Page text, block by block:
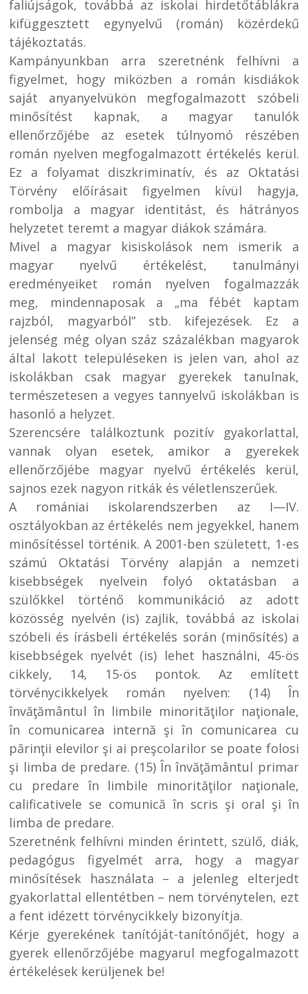
faliújságok, továbbá az iskolai hirdetőtáblákra
kifüggesztett egynyelvű (román) közérdekű
tájékoztatás.
Kampányunkban arra szeretnénk felhívni a
figyelmet, hogy miközben a román kisdiákok
saját anyanyelvükön megfogalmazott szóbeli
minősítést kapnak, a magyar tanulók
ellenőrzőjébe az esetek túlnyomó részében
román nyelven megfogalmazott értékelés kerül.
Ez a folyamat diszkriminatív, és az Oktatási
Törvény előírásait figyelmen kívül hagyja,
rombolja a magyar identitást, és hátrányos
helyzetet teremt a magyar diákok számára.
Mivel a magyar kisiskolások nem ismerik a
magyar nyelvű értékelést, tanulmányi
eredményeiket román nyelven fogalmazzák
meg, mindennaposak a „ma fébét kaptam
rajzból, magyarból” stb. kifejezések. Ez a
jelenség még olyan száz százalékban magyarok
által lakott településeken is jelen van, ahol az
iskolákban csak magyar gyerekek tanulnak,
természetesen a vegyes tannyelvű iskolákban is
hasonló a helyzet.
Szerencsére találkoztunk pozitív gyakorlattal,
vannak olyan esetek, amikor a gyerekek
ellenőrzőjébe magyar nyelvű értékelés kerül,
sajnos ezek nagyon ritkák és véletlenszerűek.
A romániai iskolarendszerben az I—IV.
osztályokban az értékelés nem jegyekkel, hanem
minősítéssel történik. A 2001-ben született, 1-es
számú Oktatási Törvény alapján a nemzeti
kisebbségek nyelvein folyó oktatásban a
szülőkkel történő kommunikáció az adott
közösség nyelvén (is) zajlik, továbbá az iskolai
szóbeli és írásbeli értékelés során (minősítés) a
kisebbségek nyelvét (is) lehet használni, 45-ös
cikkely, 14, 15-ös pontok. Az említett
törvénycikkelyek román nyelven: (14) În
învăţământul în limbile minorităţilor naţionale,
în comunicarea internă şi în comunicarea cu
părinţii elevilor şi ai preşcolarilor se poate folosi
şi limba de predare. (15) În învăţământul primar
cu predare în limbile minorităţilor naţionale,
calificativele se comunică în scris şi oral şi în
limba de predare.
Szeretnénk felhívni minden érintett, szülő, diák,
pedagógus figyelmét arra, hogy a magyar
minősítések használata – a jelenleg elterjedt
gyakorlattal ellentétben – nem törvénytelen, ezt
a fent idézett törvénycikkely bizonyítja.
Kérje gyerekének tanítóját-tanítónőjét, hogy a
gyerek ellenőrzőjébe magyarul megfogalmazott
értékelések kerüljenek be!